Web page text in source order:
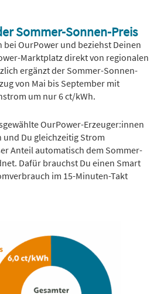
Sommer-Sonnen-Preis
OurPower und beziehst Deinen
Marktplatz direkt von regionalen
ergänzt der Sommer-Sonnen-
von Mai bis September mit
um nur 6 ct/kWh.
OurPower-Erzeuger:innen
Du gleichzeitig Strom
Anteil automatisch dem Sommer-
Dafür brauchst Du einen Smart
im 15-Minuten-Takt